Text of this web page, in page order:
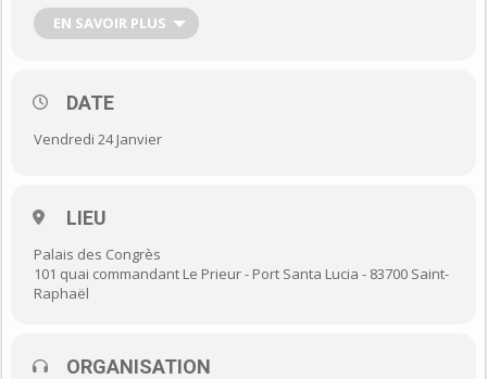
sociale et l’égalité des chances puis, présidente de la Haute
Autorité de lutte contre les discriminations et pour l’égalité
Tél. 04 98 11 89 00 ou
EN SAVOIR PLUS
DATE
Vendredi 24 Janvier
LIEU
Palais des Congrès
101 quai commandant Le Prieur - Port Santa Lucia - 83700 Saint-
Raphaël
ORGANISATION